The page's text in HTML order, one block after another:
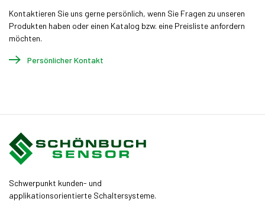
Kontaktieren Sie uns gerne persönlich, wenn Sie Fragen zu unseren
Produkten haben oder einen Katalog bzw. eine Preisliste anfordern
möchten.
Persönlicher Kontakt
Schwerpunkt kunden- und
applikationsorientierte Schaltersysteme.